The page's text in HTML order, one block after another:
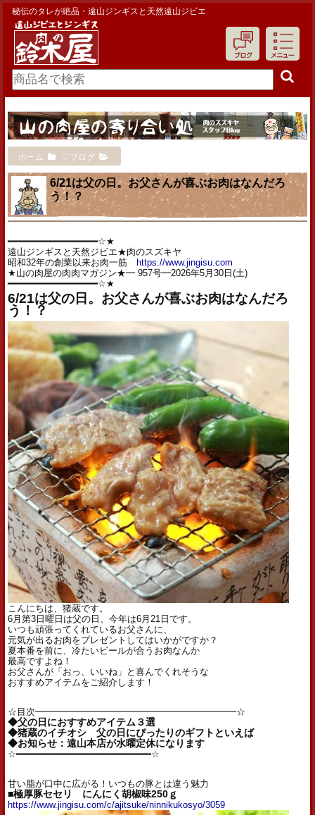
秘伝のタレが絶品・遠山ジンギスと天然遠山ジビエ
ホーム ▽ブログ
6/21は父の日。お父さんが喜ぶお肉はなんだろ
う！？
━━━━━━━━━━━━━━━━☆★
遠山ジンギスと天然ジビエ★肉のスズキヤ
昭和32年の創業以来お肉一筋https://www.jingisu.com
★山の肉屋の肉肉マガジン★━ 957号━2026年5月30日(土)
━━━━━━━━━━━━━━━━☆★
6/21は父の日。お父さんが喜ぶお肉はなんだろ
う！ ？
こんにちは、猪蔵です。
6月第3日曜日は父の日、今年は6月21日です。
いつも頑張ってくれているお父さんに、
元気が出るお肉をプレゼントしてはいかがですか？
夏本番を前に、冷たいビールが合うお肉なんか
最高ですよね！
お父さんが「おっ、いいね」と喜んでくれそうな
おすすめアイテムをご紹介します！
☆目次━━━━━━━━━━━━━━━━━━━━━━☆
◆父の日におすすめアイテム３選
◆猪蔵のイチオシ 父の日にぴったりのギフトといえば
◆お知らせ：遠山本店が水曜定休になります
☆━━━━━━━━━━━━━━━━━━━━━━━━☆
甘い脂が口中に広がる！いつもの豚とは違う魅力
■極厚豚セセリ にんにく胡椒味250ｇ
https://www.jingisu.com/c/ajitsuke/ninnikukosyo/3059